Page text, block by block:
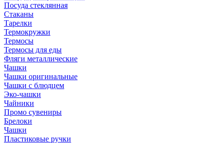
Посуда стеклянная
Стаканы
Тарелки
Термокружки
Термосы
Термосы для еды
Фляги металлические
Чашки
Чашки оригинальные
Чашки с блюдцем
Эко-чашки
Чайники
Промо сувениры
Брелоки
Чашки
Пластиковые ручки